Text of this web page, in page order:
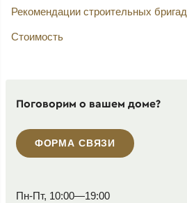
Рекомендации строительных бригад
Стоимость
Поговорим о вашем доме?
ФОРМА СВЯЗИ
Пн-Пт, 10:00—19:00